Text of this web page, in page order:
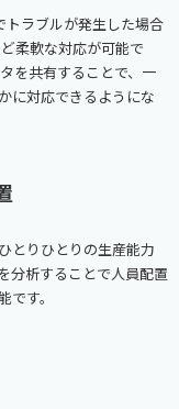
ラブルが発生した場合
柔軟な対応が可能で
を共有することで、一
に対応できるようにな
とりひとりの生産能力
分析することで人員配置
す。